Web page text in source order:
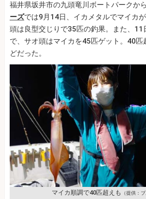
福井県坂井市の九頭竜川ボートパークか
ーズでは9月14日、イカメタルでマイカ
頭は良型交じりで35匹の釣果。また、11
で、サオ頭はマイカを45匹ゲット。40匹
どだった。
マイカ順調で40匹超えも （提供：